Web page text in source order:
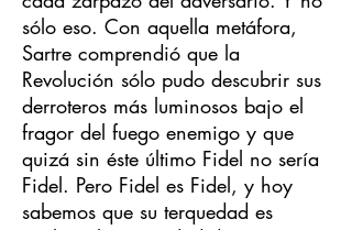
sólo eso. Con aquella metáfora,
Sartre comprendió que la
Revolución sólo pudo descubrir sus
derroteros más luminosos bajo el
fragor del fuego enemigo y que
quizá sin éste último Fidel no sería
Fidel. Pero Fidel es Fidel, y hoy
sabemos que su terquedad es